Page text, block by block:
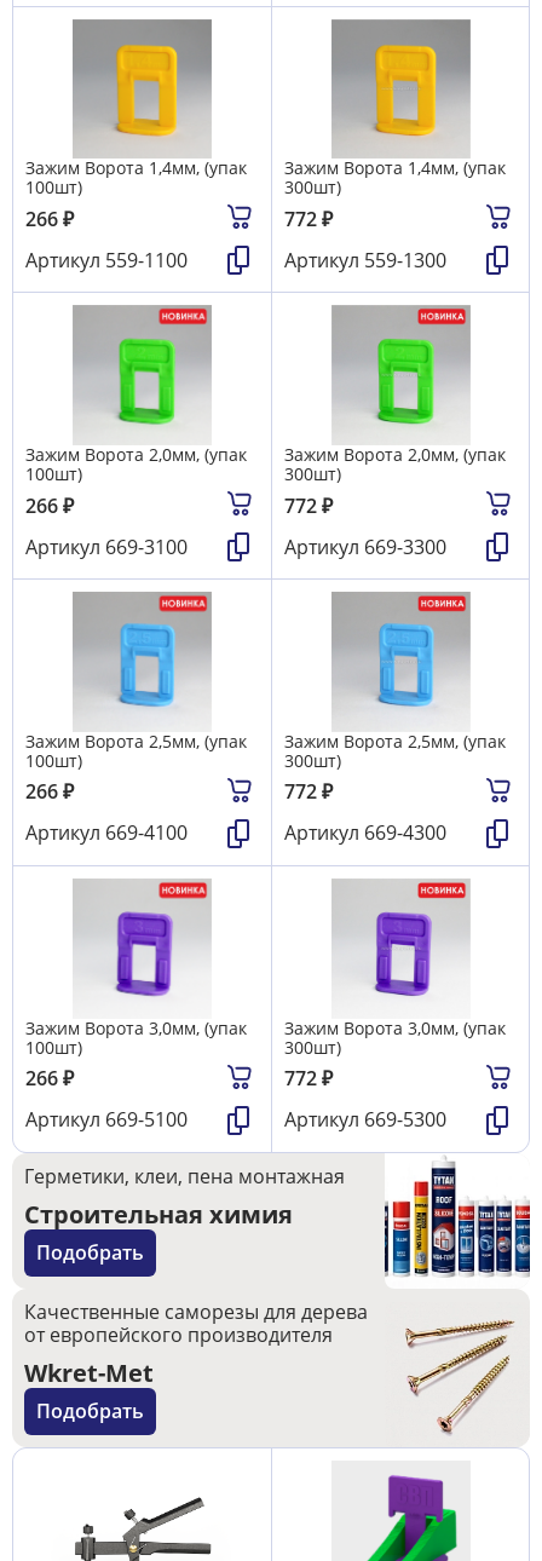
Зажим Ворота 1,4мм, (упак
100шт)
266₽
Артикул 559-1100
Зажим Ворота 1,4мм, (упак
300шт)
772₽
Артикул 559-1300
Зажим Ворота 2,0мм, (упак
100шт)
266₽
Артикул 669-3100
Зажим Ворота 2,0мм, (упак
300шт)
772₽
Артикул 669-3300
Зажим Ворота 2,5мм, (упак
100шт)
266₽
Артикул 669-4100
Зажим Ворота 2,5мм, (упак
300шт)
772₽
Артикул 669-4300
Зажим Ворота 3,0мм, (упак
100шт)
266₽
Артикул 669-5100
Зажим Ворота 3,0мм, (упак
300шт)
772₽
Артикул 669-5300
Герметики, клеи, пена монтажная
Строительная химия
Подобрать
Качественные саморезы для дерева
от европейского производителя
Wkret-Met
Подобрать